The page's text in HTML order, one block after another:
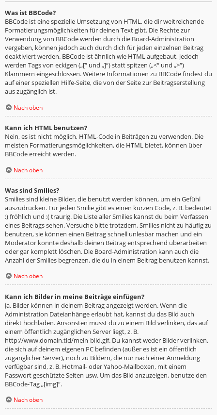
Was ist BBCode?
BBCode ist eine spezielle Umsetzung von HTML, die dir weitreichende
Formatierungsmöglichkeiten für deinen Text gibt. Die Rechte zur
Verwendung von BBCode werden durch die Board-Administration
vergeben, können jedoch auch durch dich für jeden einzelnen Beitrag
deaktiviert werden. BBCode ist ähnlich wie HTML aufgebaut, jedoch
werden Tags von eckigen („[“ und „]“) statt spitzen („<“ und „>“)
Klammern eingeschlossen. Weitere Informationen zu BBCode findest du
auf einer speziellen Hilfe-Seite, die von der Seite zur Beitragserstellung
aus zugänglich ist.
Nach oben
Kann ich HTML benutzen?
Nein, es ist nicht möglich, HTML-Code in Beiträgen zu verwenden. Die
meisten Formatierungsmöglichkeiten, die HTML bietet, können über
BBCode erreicht werden.
Nach oben
Was sind Smilies?
Smilies sind kleine Bilder, die benutzt werden können, um ein Gefühl
auszudrücken. Für jeden Smilie gibt es einen kurzen Code, z. B. bedeutet
:) fröhlich und :( traurig. Die Liste aller Smilies kannst du beim Verfassen
eines Beitrags sehen. Versuche bitte trotzdem, Smilies nicht zu häufig zu
benutzen, sie können einen Beitrag schnell unlesbar machen und ein
Moderator könnte deshalb deinen Beitrag entsprechend überarbeiten
oder gar komplett löschen. Die Board-Administration kann auch die
Anzahl der Smilies begrenzen, die du in einem Beitrag benutzen kannst.
Nach oben
Kann ich Bilder in meine Beiträge einfügen?
Ja, Bilder können in deinem Beitrag angezeigt werden. Wenn die
Administration Dateianhänge erlaubt hat, kannst du das Bild auch
direkt hochladen. Ansonsten musst du zu einem Bild verlinken, das auf
einem öffentlich zugänglichen Server liegt, z. B.
http://www.domain.tld/mein-bild.gif. Du kannst weder Bilder verlinken,
die sich auf deinem eigenen PC befinden (außer es ist ein öffentlich
zugänglicher Server), noch zu Bildern, die nur nach einer Anmeldung
verfügbar sind, z. B. Hotmail- oder Yahoo-Mailboxen, mit einem
Passwort geschützte Seiten usw. Um das Bild anzuzeigen, benutze den
BBCode-Tag „[img]“.
Nach oben